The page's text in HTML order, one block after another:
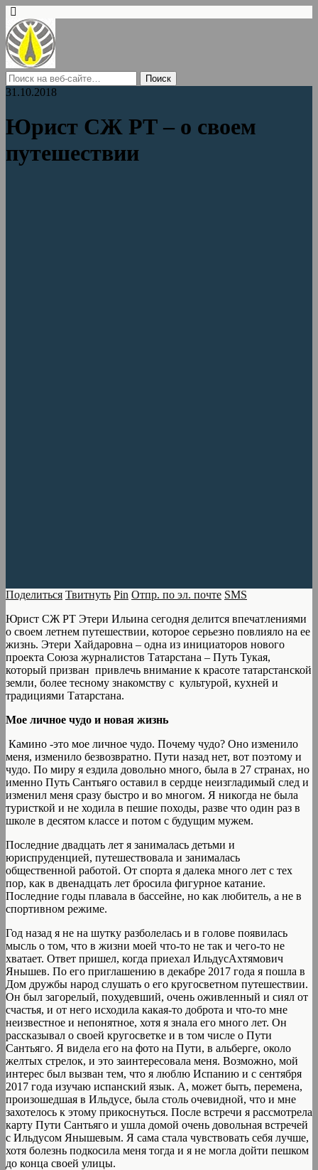
31.10.2018
Юрист СЖ РТ – о своем
путешествии
Поделиться Твитнуть Pin Отпр. по эл. почте SMS
Юрист СЖ РТ Этери Ильина сегодня делится впечатлениями
о своем летнем путешествии, которое серьезно повлияло на ее
жизнь. Этери Хайдаровна – одна из инициаторов нового
проекта Союза журналистов Татарстана – Путь Тукая,
который призван привлечь внимание к красоте татарстанской
земли, более тесному знакомству с культурой, кухней и
традициями Татарстана.
Мое личное чудо и новая жизнь
Камино -это мое личное чудо. Почему чудо? Оно изменило
меня, изменило безвозвратно. Пути назад нет, вот поэтому и
чудо. По миру я ездила довольно много, была в 27 странах, но
именно Путь Сантьяго оставил в сердце неизгладимый след и
изменил меня сразу быстро и во многом. Я никогда не была
туристкой и не ходила в пешие походы, разве что один раз в
школе в десятом классе и потом с будущим мужем.
Последние двадцать лет я занималась детьми и
юриспруденцией, путешествовала и занималась
общественной работой. От спорта я далека много лет с тех
пор, как в двенадцать лет бросила фигурное катание.
Последние годы плавала в бассейне, но как любитель, а не в
спортивном режиме.
Год назад я не на шутку разболелась и в голове появилась
мысль о том, что в жизни моей что-то не так и чего-то не
хватает. Ответ пришел, когда приехал ИльдусАхтямович
Янышев. По его приглашению в декабре 2017 года я пошла в
Дом дружбы народ слушать о его кругосветном путешествии.
Он был загорелый, похудевший, очень оживленный и сиял от
счастья, и от него исходила какая-то доброта и что-то мне
неизвестное и непонятное, хотя я знала его много лет. Он
рассказывал о своей кругосветке и в том числе о Пути
Сантьяго. Я видела его на фото на Пути, в альберге, около
желтых стрелок, и это заинтересовала меня. Возможно, мой
интерес был вызван тем, что я люблю Испанию и с сентября
2017 года изучаю испанский язык. А, может быть, перемена,
произошедшая в Ильдусе, была столь очевидной, что и мне
захотелось к этому прикоснуться. После встречи я рассмотрела
карту Пути Сантьяго и ушла домой очень довольная встречей
с Ильдусом Янышевым. Я сама стала чувствовать себя лучше,
хотя болезнь подкосила меня тогда и я не могла дойти пешком
до конца своей улицы.